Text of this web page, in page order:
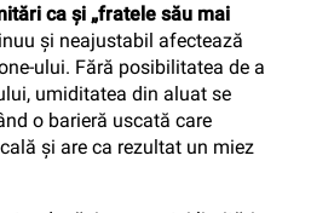
ca și „fratele său mai
și neajustabil afectează
ului. Fără posibilitatea de a
umiditatea din aluat se
o barieră uscată care
și are ca rezultat un miez